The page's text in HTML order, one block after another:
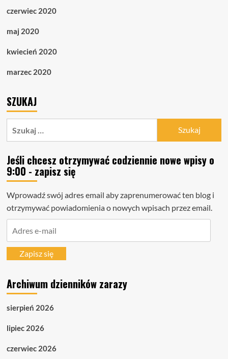
czerwiec 2020
maj 2020
kwiecień 2020
marzec 2020
SZUKAJ
Jeśli chcesz otrzymywać codziennie nowe wpisy o
9:00 - zapisz się
Wprowadź swój adres email aby zaprenumerować ten blog i
otrzymywać powiadomienia o nowych wpisach przez email.
mailZapisz się
Archiwum dzienników zarazy
sierpień 2026
lipiec 2026
czerwiec 2026